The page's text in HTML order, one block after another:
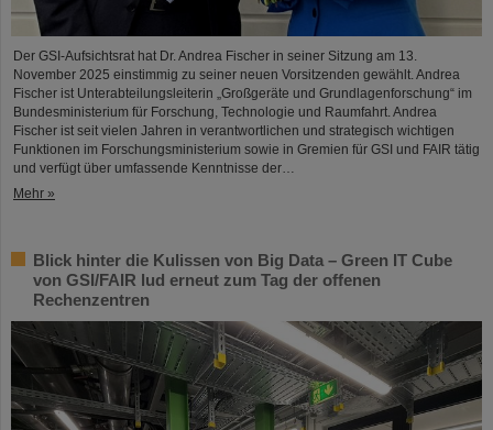
Der GSI-Aufsichtsrat hat Dr. Andrea Fischer in seiner Sitzung am 13.
November 2025 einstimmig zu seiner neuen Vorsitzenden gewählt. Andrea
Fischer ist Unterabteilungsleiterin „Großgeräte und Grundlagenforschung“ im
Bundesministerium für Forschung, Technologie und Raumfahrt. Andrea
Fischer ist seit vielen Jahren in verantwortlichen und strategisch wichtigen
Funktionen im Forschungsministerium sowie in Gremien für GSI und FAIR tätig
und verfügt über umfassende Kenntnisse der…
Mehr »
Blick hinter die Kulissen von Big Data – Green IT Cube
von GSI/FAIR lud erneut zum Tag der offenen
Rechenzentren